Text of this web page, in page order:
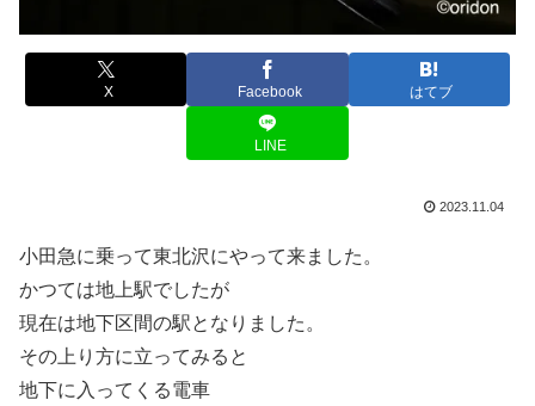
X Facebook はてブ
LINE
2023.11.04
小田急に乗って東北沢にやって来ました。
かつては地上駅でしたが
現在は地下区間の駅となりました。
その上り方に立ってみると
地下に入ってくる電車